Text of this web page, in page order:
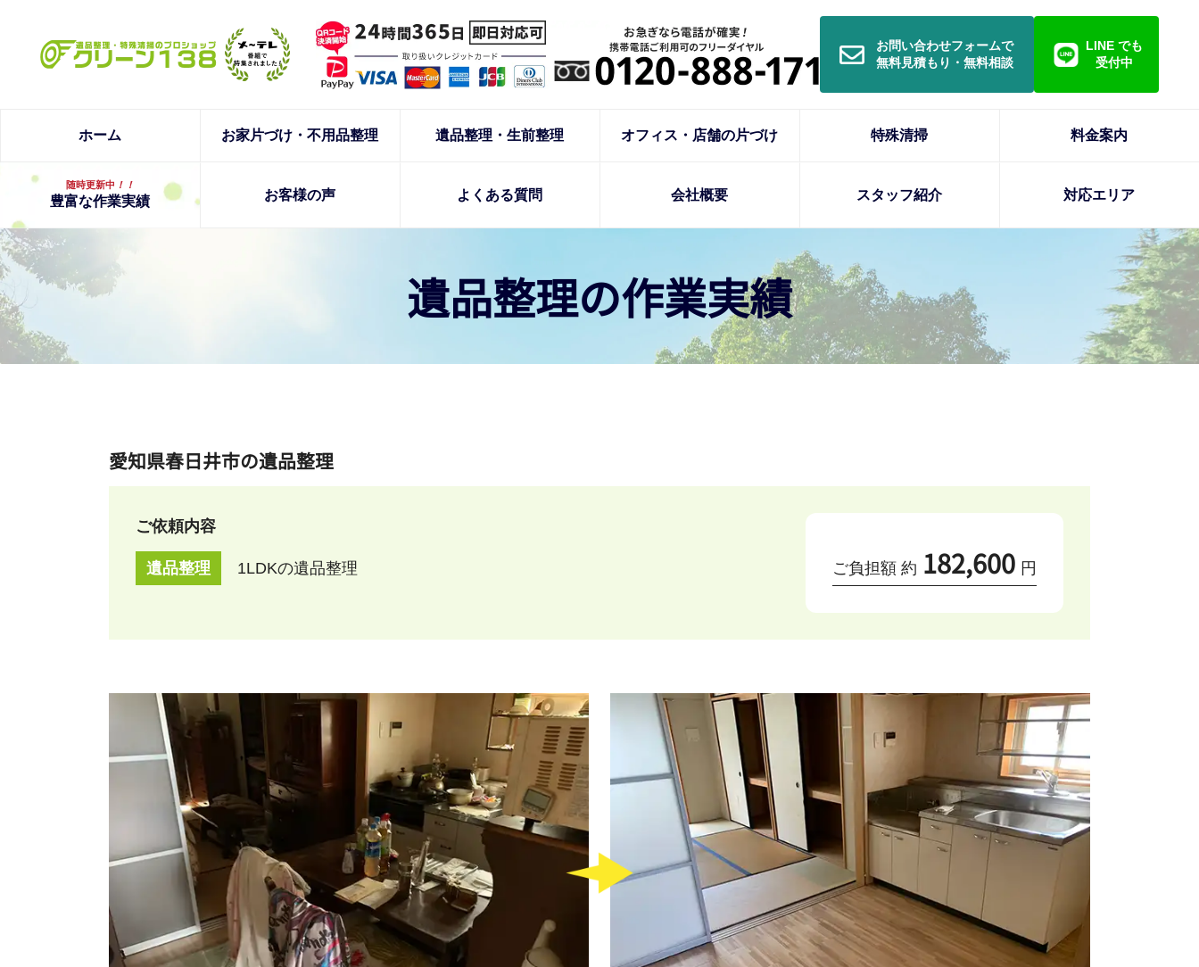
お問い合わせフォームで
無料見積もり・無料相談
LINE でも
受付中
ホーム お家片づけ・不用品整理 遺品整理・生前整理 オフィス・店舗の片づけ 特殊清掃 料金案内
随時更新中 ！！
豊富な作業実績 お客様の声 よくある質問 会社概要 スタッフ紹介 対応エリア
遺品整理の作業実績
愛知県春日井市の遺品整理
ご依頼内容
遺品整理 1LDKの遺品整理 ご負担額 約 182,600 円